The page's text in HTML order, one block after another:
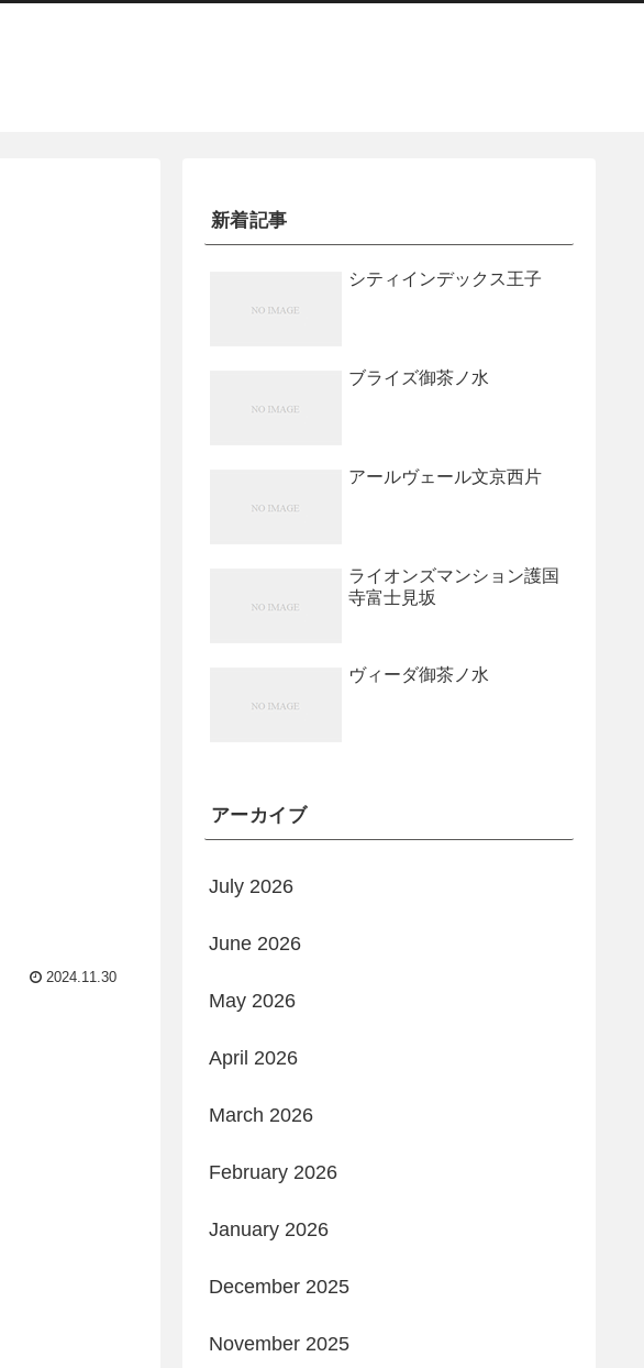
2024.11.30
新着記事
シティインデックス王子
ブライズ御茶ノ水
アールヴェール文京西片
ライオンズマンション護国
寺富士見坂
ヴィーダ御茶ノ水
アーカイブ
July 2026
June 2026
May 2026
April 2026
March 2026
February 2026
January 2026
December 2025
November 2025